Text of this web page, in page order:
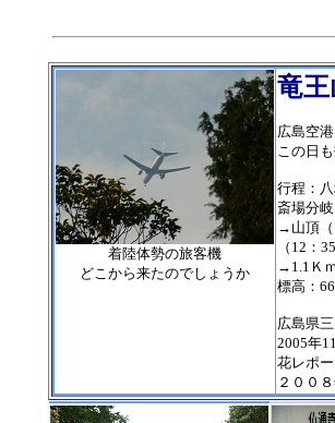
着陸体勢の旅客機
どこから来たのでしょうか
竜
広島空
この日
行程：
斎場分
→山頂
（12：
→1.1Ｋ
標高：
広島県
2005年
花レポ
２００